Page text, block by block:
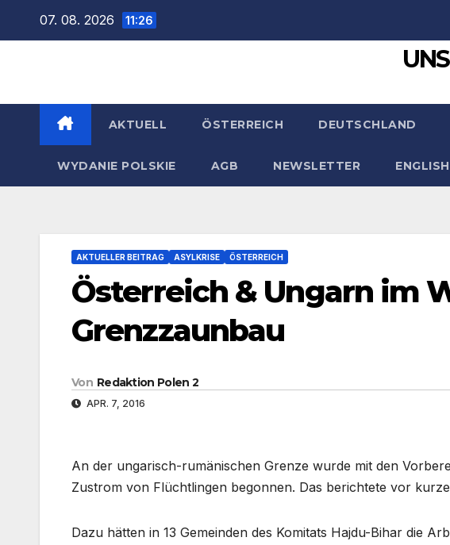
07. 08. 2026 11:26
AKTUELL ÖSTERREICH DEUTSCHLAND
WYDANIE POLSKIE AGB NEWSLETTER
AKTUELLER BEITRAG ASYLKRISE ÖSTERREICH
Österreich & Ungarn im
Grenzzaunbau
Von Redaktion Polen 2
APR. 7, 2016
An der ungarisch-rumänischen Grenze wurde mit den
Zustrom von Flüchtlingen begonnen. Das berichtete vor
Dazu hätten in 13 Gemeinden des Komitats Hajdu-Bihar die